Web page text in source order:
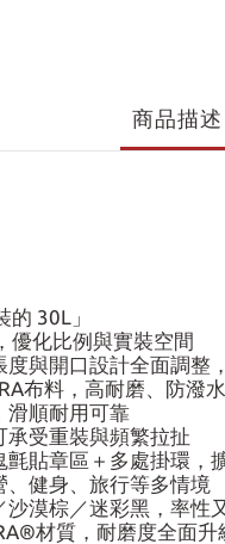
商品描述
30L」
優化比例與實裝空間
與開口設計全面調整
布料，高耐磨、防潑水
順耐用可靠
受重裝與頻繁拉扯
貼章區＋多處掛環，
健身、旅行等多情境
漠棕／迷彩黑，率性
材質，耐磨度全面